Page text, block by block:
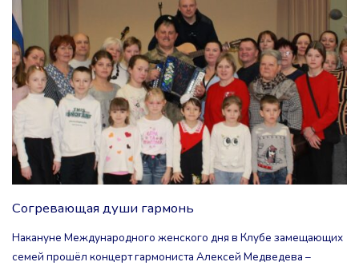
ПЛОСКОСТЬ
«МЫ»"
Согревающая души гармонь
Накануне Международного женского дня в Клубе замещающих
семей прошёл концерт гармониста Алексей Медведева –